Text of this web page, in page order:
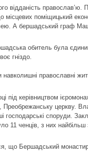
відданість православ’ю.
місцевих поміщицький
А бершадський граф
обитель була
гніздо.
православні
під керівництвом
церкву.
господарські споруди.
11 ченців, з них найбільш
що Бершадський